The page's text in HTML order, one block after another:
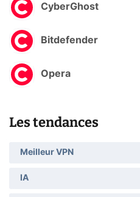
CyberGhost
Bitdefender
Opera
Les tendances
Meilleur VPN
IA